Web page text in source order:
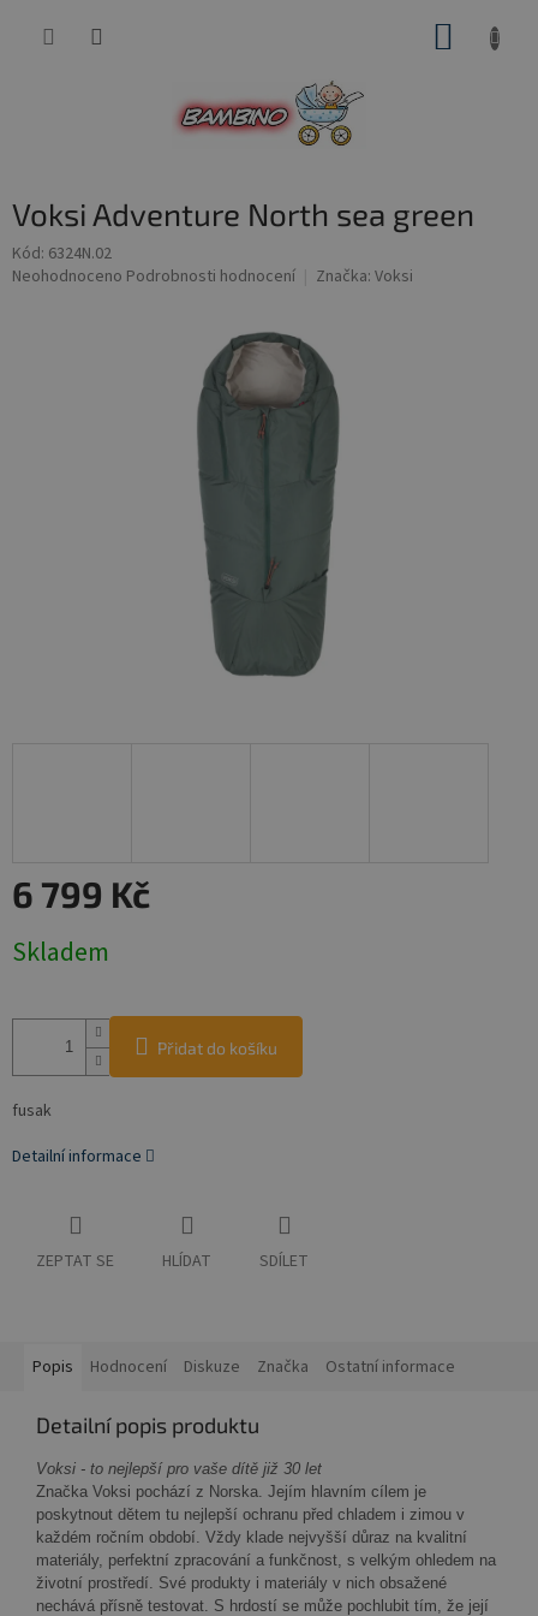
Voksi Adventure North sea green
Kód: 6324N.02
Průměrné
Neohodnoceno Podrobnosti hodnocení Značka: Voksi
6 799 Kč
cena:
Skladem
Přidat do košíku
fusak
Detailní informace
ZEPTAT SE HLÍDAT SDÍLET
Popis Hodnocení Diskuze Značka Ostatní informace
Detailní popis produktu
Voksi - to nejlepší pro vaše dítě již 30 let
Značka Voksi pochází z Norska. Jejím hlavním cílem je
poskytnout dětem tu nejlepší ochranu před chladem i zimou v
každém ročním období. Vždy klade nejvyšší důraz na kvalitní
materiály, perfektní zpracování a funkčnost, s velkým ohledem na
životní prostředí. Své produkty i materiály v nich obsažené
nechává přísně testovat. S hrdostí se může pochlubit tím, že její